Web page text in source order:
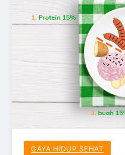
GAYA HIDUP SEHAT